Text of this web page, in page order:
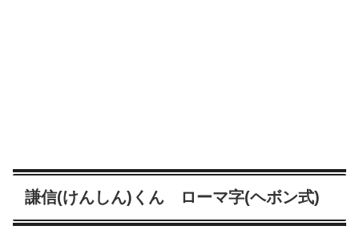
謙信(けんしん)くん ローマ字(ヘボン式)